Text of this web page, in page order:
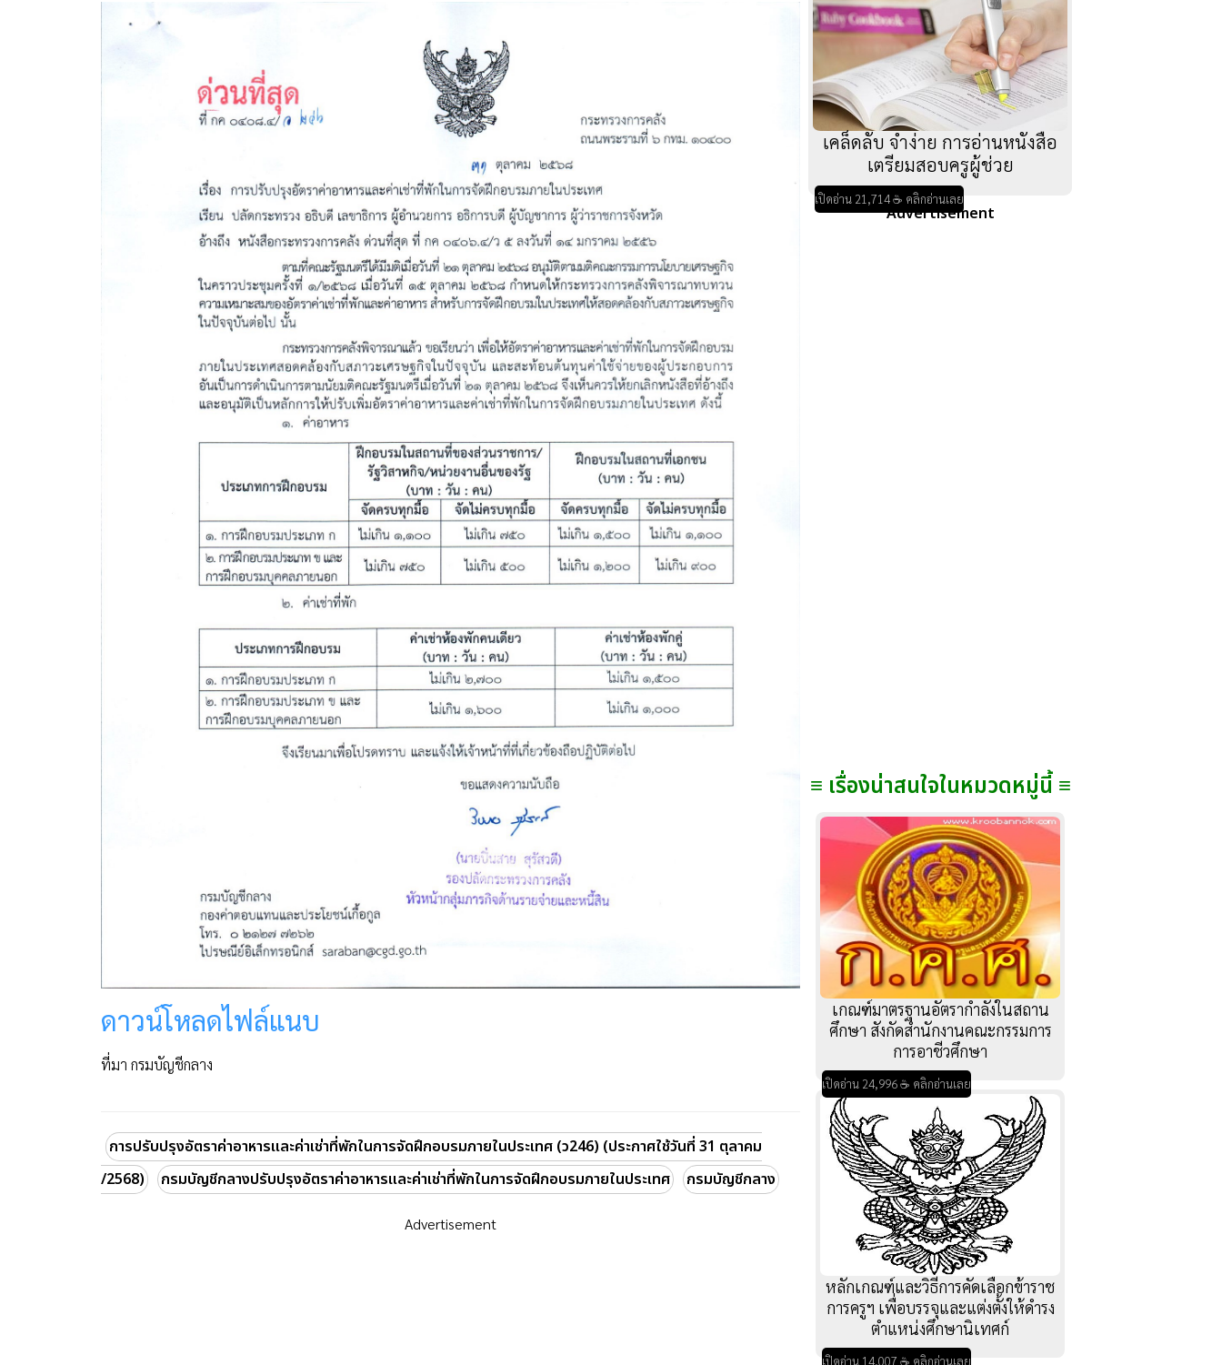
ดาวน์โหลดไฟล์แนบ
ที่มา กรมบัญชีกลาง
การปรับปรุงอัตราค่าอาหารและค่าเช่าที่พักในการจัดฝึกอบรมภายในประเทศ (ว246) (ประกาศใช้วันที่ 31 ตุลาคม
/2568)
กรมบัญชีกลางปรับปรุงอัตราค่าอาหารและค่าเช่าที่พักในการจัดฝึกอบรมภายในประเทศ กรมบัญชีกลาง
Advertisement
เคล็ดลับ จำง่าย การอ่านหนังสือ
เตรียมสอบครูผู้ช่วย
เปิดอ่าน 21,714 ☕ คลิกอ่านเลย
Advertisement
≡ เรื่องน่าสนใจในหมวดหมู่นี้ ≡
เกณฑ์มาตรฐานอัตรากำลังในสถาน
ศึกษา สังกัดสำนักงานคณะกรรมการ
การอาชีวศึกษา
เปิดอ่าน 24,996 ☕ คลิกอ่านเลย
หลักเกณฑ์และวิธีการคัดเลือกข้าราช
การครูฯ เพื่อบรรจุและแต่งตั้งให้ดำรง
ตำแหน่งศึกษานิเทศก์
เปิดอ่าน 14,007 ☕ คลิกอ่านเลย